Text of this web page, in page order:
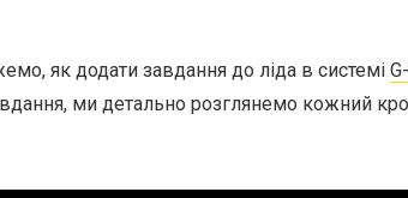
як додати завдання до ліда в системі
ми детально розглянемо кожний